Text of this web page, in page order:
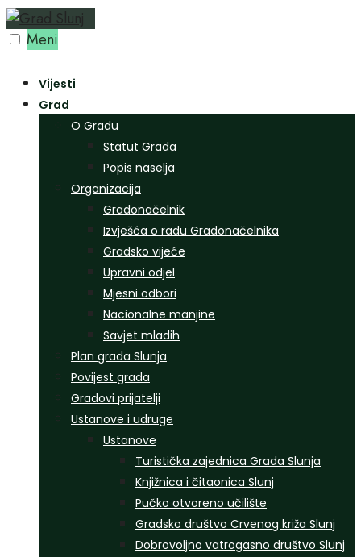
Preskoči
na Meni
Vijesti
Grad
O Gradu
Statut Grada
Popis naselja
Organizacija
Gradonačelnik
Izvješća o radu Gradonačelnika
Gradsko vijeće
Upravni odjel
Mjesni odbori
Nacionalne manjine
Savjet mladih
Plan grada Slunja
Povijest grada
Gradovi prijatelji
Ustanove i udruge
Ustanove
Turistička zajednica Grada Slunja
Knjižnica i čitaonica Slunj
Pučko otvoreno učilište
Gradsko društvo Crvenog križa Slunj
Dobrovoljno vatrogasno društvo Slunj